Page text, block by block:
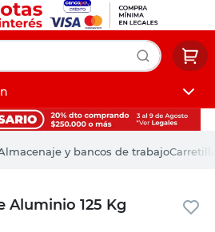
y bancos de trabajo
Aluminio 125 Kg